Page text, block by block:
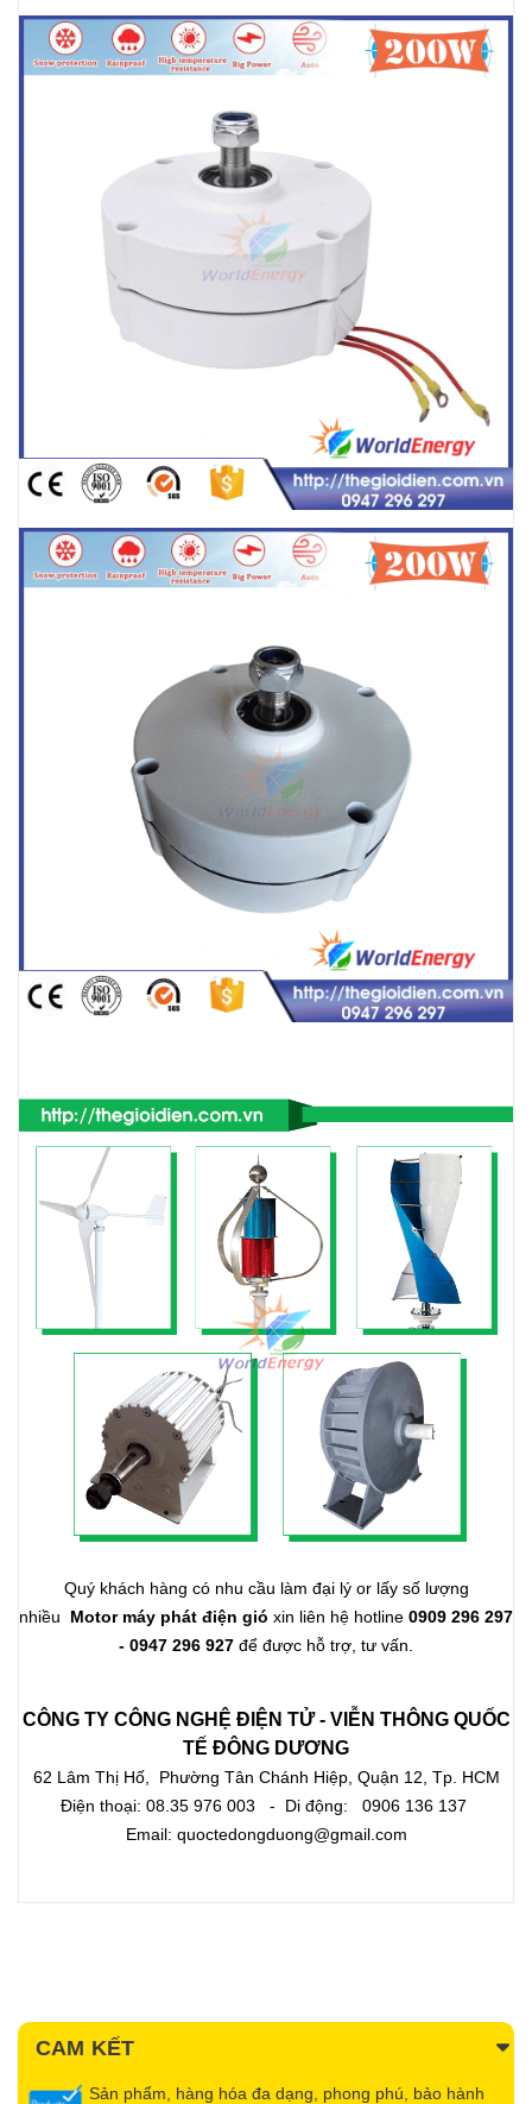
Quý khách hàng có nhu cầu làm đại lý or lấy số lượng
nhiều Motor máy phát điện gió xin liên hệ hotline 0909 296 297
- 0947 296 927 để được hỗ trợ, tư vấn.
CÔNG TY CÔNG NGHỆ ĐIỆN TỬ - VIỄN THÔNG QUỐC
TẾ ĐÔNG DƯƠNG
62 Lâm Thị Hố, Phường Tân Chánh Hiệp, Quận 12, Tp. HCM
Điện thoại: 08.35 976 003 - Di động: 0906 136 137
Email: quoctedongduong@gmail.com
CAM KẾT
Sản phẩm, hàng hóa đa dạng, phong phú, bảo hành